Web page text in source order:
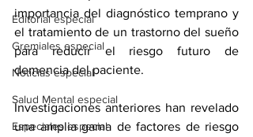
Editorial especial
Gremiales especial
Noticias especial
Salud Mental especial
Especiales especial
importancia del diagnóstico temprano y
el tratamiento de un trastorno del sueño
para reducir el riesgo futuro de
demencia del paciente.
Investigaciones anteriores han revelado
una amplia gama de factores de riesgo